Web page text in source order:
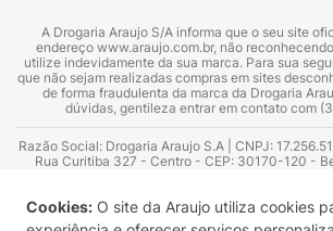
Cookies: O site da Araujo utiliza cookies
A Drogaria Araujo S/A informa que o seu site
endereço www.araujo.com.br, não
utilize indevidamente da sua marca. Para sua
que não sejam realizadas compras em sites
de forma fraudulenta da marca da Drogaria
dúvidas, gentileza entrar em contato com
Razão Social: Drogaria Araujo S.A | CNPJ:
Rua Curitiba 327 - Centro - CEP: 30170-120 -
Azevedo Guimarães – CRF 10.965 | Yasmin Silva
Consultor substituto: Thiago Aguiar Pinheiro -